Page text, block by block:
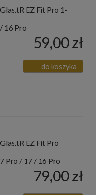
EZ Fit Pro 1-
16 Pro
59,00 zł
do koszyka
EZ Fit Pro
Pro / 17 / 16 Pro
79,00 zł